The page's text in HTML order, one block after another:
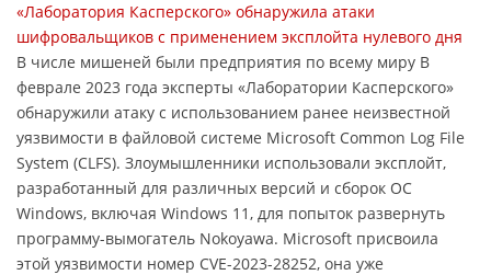
«Лаборатория Касперского» обнаружила атаки
шифровальщиков с применением эксплойта нулевого дня
В числе мишеней были предприятия по всему миру В
феврале 2023 года эксперты «Лаборатории Касперского»
обнаружили атаку с использованием ранее неизвестной
уязвимости в файловой системе Microsoft Common Log File
System (CLFS). Злоумышленники использовали эксплойт,
разработанный для различных версий и сборок ОС
Windows, включая Windows 11, для попыток развернуть
программу-вымогатель Nokoyawa. Microsoft присвоила
этой уязвимости номер CVE-2023-28252, она уже